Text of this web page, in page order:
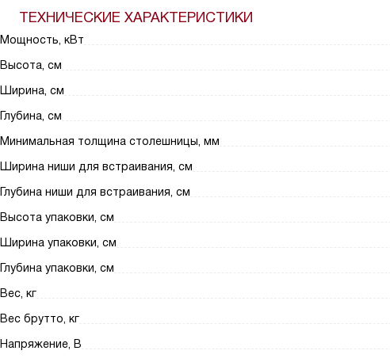
ТЕХНИЧЕСКИЕ ХАРАКТЕРИСТИКИ
Мощность, кВт
Высота, см
Ширина, см
Глубина, см
Минимальная толщина столешницы, мм
Ширина ниши для встраивания, см
Глубина ниши для встраивания, см
Высота упаковки, см
Ширина упаковки, см
Глубина упаковки, см
Вес, кг
Вес брутто, кг
Напряжение, В